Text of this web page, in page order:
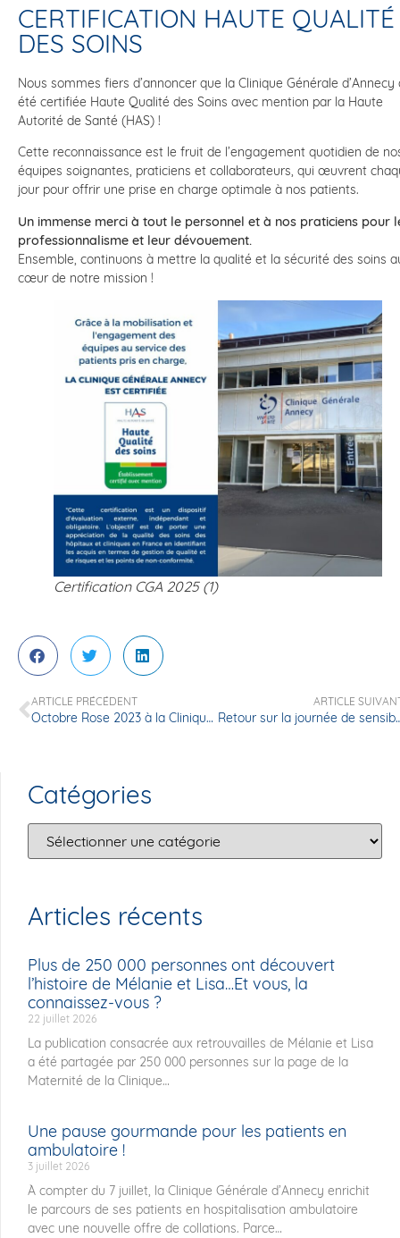
CERTIFICATION HAUTE QUALITÉ
DES SOINS
Nous sommes fiers d’annoncer que la Clinique Générale d’Annecy
été certifiée Haute Qualité des Soins avec mention par la Haute
Autorité de Santé (HAS) !
Cette reconnaissance est le fruit de l’engagement quotidien de
équipes soignantes, praticiens et collaborateurs, qui œuvrent
jour pour offrir une prise en charge optimale à nos patients.
Un immense merci à tout le personnel et à nos praticiens pour
professionnalisme et leur dévouement.
Ensemble, continuons à mettre la qualité et la sécurité des soins
cœur de notre mission !
Certification CGA 2025 (1)
ARTICLE PRÉCÉDENT
Octobre Rose 2023 à la Clinique Générale d’Annecy
ARTICLE
Retour sur la journée de
Catégories
Articles récents
Plus de 250 000 personnes ont découvert
l’histoire de Mélanie et Lisa…Et vous, la
connaissez-vous ?
22 juillet 2026
La publication consacrée aux retrouvailles de Mélanie et Lisa
a été partagée par 250 000 personnes sur la page de la
Maternité de la Clinique
Une pause gourmande pour les patients en
ambulatoire !
3 juillet 2026
À compter du 7 juillet, la Clinique Générale d’Annecy enrichit
le parcours de ses patients en hospitalisation ambulatoire
avec une nouvelle offre de collations. Parce